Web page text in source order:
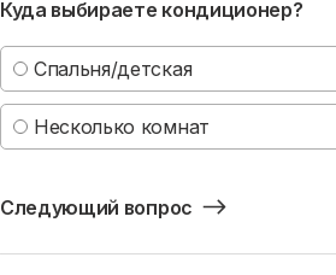
Куда выбираете кондиционер?
Спальня/детская
Несколько комнат
Следующий вопрос